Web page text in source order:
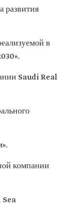
развития
в
Saudi Real
компании
Sea